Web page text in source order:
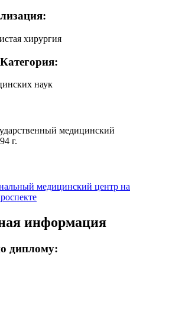
хирургия
наук
медицинский
г.
медицинский центр на
информация
диплому: